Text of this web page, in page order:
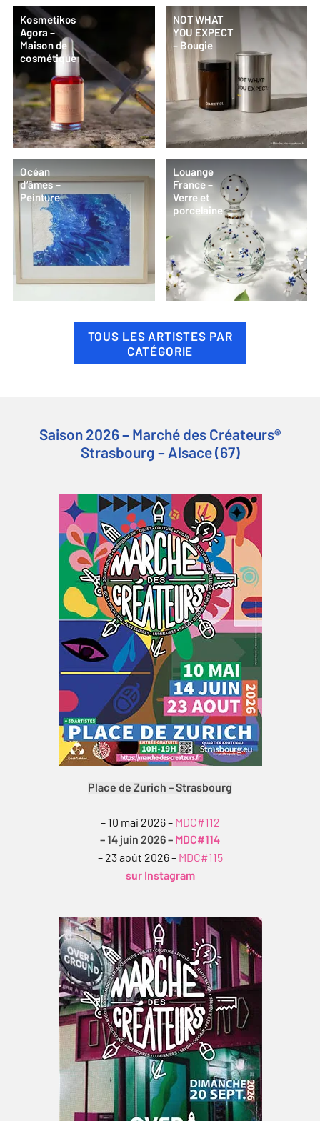
Kosmetikos
Agora –
Maison de
cosmétique
NOT WHAT
YOU EXPECT
– Bougie
Océan
d’âmes –
Peinture
Louange
France –
Verre et
porcelaine
TOUS LES ARTISTES PAR
CATÉGORIE
Saison 2026 – Marché des Créateurs®
Strasbourg – Alsace (67)
Place de Zurich – Strasbourg
– 10 mai 2026 – MDC#112
– 14 juin 2026 – MDC#114
– 23 août 2026 – MDC#115
sur Instagram